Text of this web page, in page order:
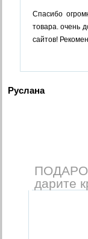
Спасибо
товара. очень
сайтов!
Руслана
дарите